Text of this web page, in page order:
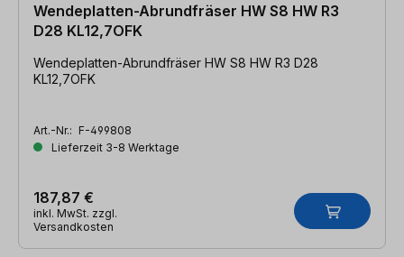
Wendeplatten-Abrundfräser HW S8 HW R3
D28 KL12,7OFK
Wendeplatten-Abrundfräser HW S8 HW R3 D28
KL12,7OFK
Art.-Nr.: F-499808
Lieferzeit 3-8 Werktage
187,87 €
inkl. MwSt. zzgl.
Versandkosten